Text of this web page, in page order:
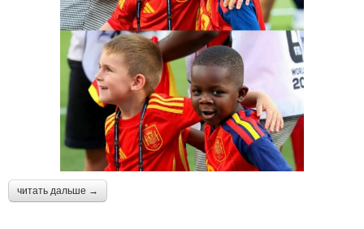
читать дальше →